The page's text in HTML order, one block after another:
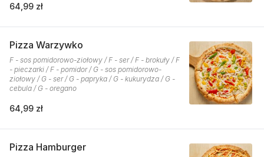
64,99 zł
Pizza Warzywko
F - sos pomidorowo-ziołowy / F - ser / F - brokuły / F
- pieczarki / F - pomidor / G - sos pomidorowo-
ziołowy / G - ser / G - papryka / G - kukurydza / G -
cebula / G - oregano
64,99 zł
Pizza Hamburger